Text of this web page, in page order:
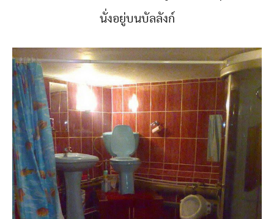
นั่งอยู่บนบัลลังก์